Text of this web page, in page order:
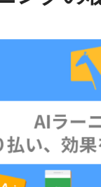
AIとの対話ト
果的な会話パ
ジャーの指導
AI マネジメ
AI部下との対
マネジメント
ードバックで